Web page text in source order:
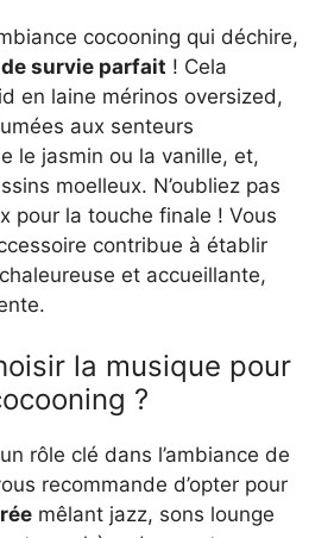
cocooning qui déchire,
survie parfait ! Cela
en laine mérinos oversized,
aux senteurs
le jasmin ou la vanille, et,
moelleux. N’oubliez pas
pour la touche finale ! Vous
contribue à établir
et accueillante,
la musique pour
?
rôle clé dans l’ambiance de
recommande d’opter pour
mêlant jazz, sons lounge